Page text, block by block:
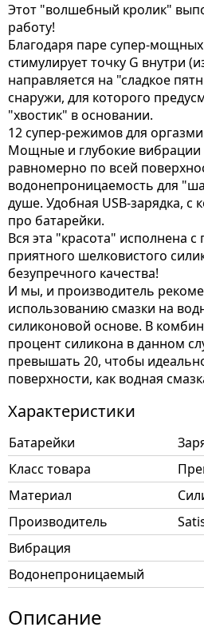
Этот "волшебный кролик"
работу!
Благодаря паре супер-
стимулирует точку G внутри
направляется на "сладкое
снаружи, для которого
"хвостик" в основании.
12 супер-режимов для
Мощные и глубокие вибрации
равномерно по всей
водонепроницаемость для
душе. Удобная USB-зарядка,
про батарейки.
Вся эта "красота" исполнена
приятного шелковистого
безупречного качества!
И мы, и производитель
использованию смазки на
силиконовой основе. В
процент силикона в данном
превышать 20, чтобы
поверхности, как водная
Характеристики
Батарейки
Класс товара
Материал
Производитель
Вибрация
Водонепроницаемый
Описание